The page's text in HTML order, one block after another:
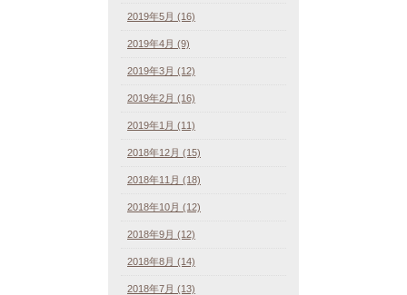
2019年5月 (16)
2019年4月 (9)
2019年3月 (12)
2019年2月 (16)
2019年1月 (11)
2018年12月 (15)
2018年11月 (18)
2018年10月 (12)
2018年9月 (12)
2018年8月 (14)
2018年7月 (13)